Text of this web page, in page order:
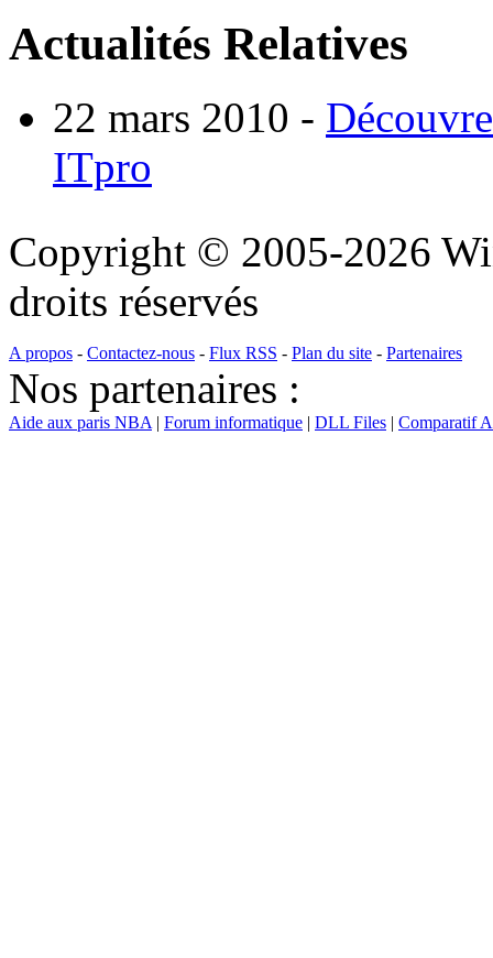
Actualités Relatives
22 mars 2010 -
ITpro
Copyright © 2005-2026
droits réservés
A propos - Contactez-nous - Flux RSS - Plan du site - Partenaires
Nos partenaires :
Aide aux paris NBA | Forum informatique | DLL Files | Comparatif